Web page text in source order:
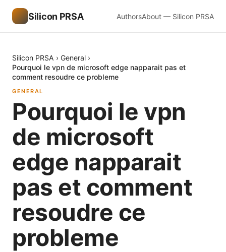
Silicon PRSA AuthorsAbout — Silicon PRSA
Silicon PRSA › General ›
Pourquoi le vpn de microsoft edge napparait pas et
comment resoudre ce probleme
GENERAL
Pourquoi le vpn
de microsoft
edge napparait
pas et comment
resoudre ce
probleme